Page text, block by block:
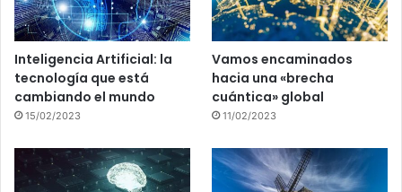
Inteligencia Artificial: la
tecnología que está
cambiando el mundo
15/02/2023
Vamos encaminados
hacia una «brecha
cuántica» global
11/02/2023